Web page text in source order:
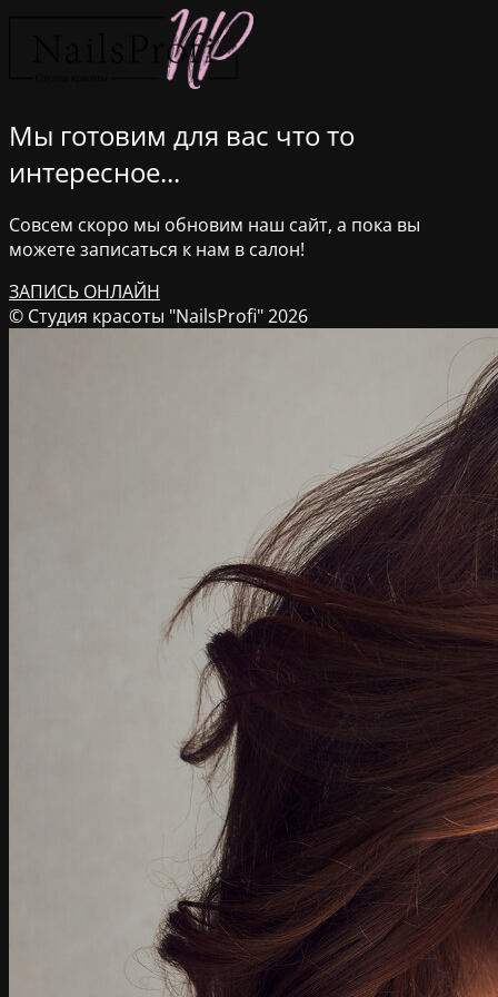
Мы готовим для вас что то
интересное...
Совсем скоро мы обновим наш сайт, а пока вы
можете записаться к нам в салон!
ЗАПИСЬ ОНЛАЙН
© Студия красоты "NailsProfi" 2026